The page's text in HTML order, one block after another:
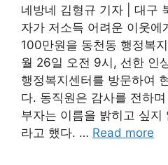
네방네 김형규 기자 | 대구
자가 저소득 어려운 이웃에
100만원을 동천동 행정복
월 26일 오전 9시, 선한 인
행정복지센터를 방문하여
다. 동직원은 감사를 전하
부자는 이름을 밝히고 싶지
라고 했다. … Read more